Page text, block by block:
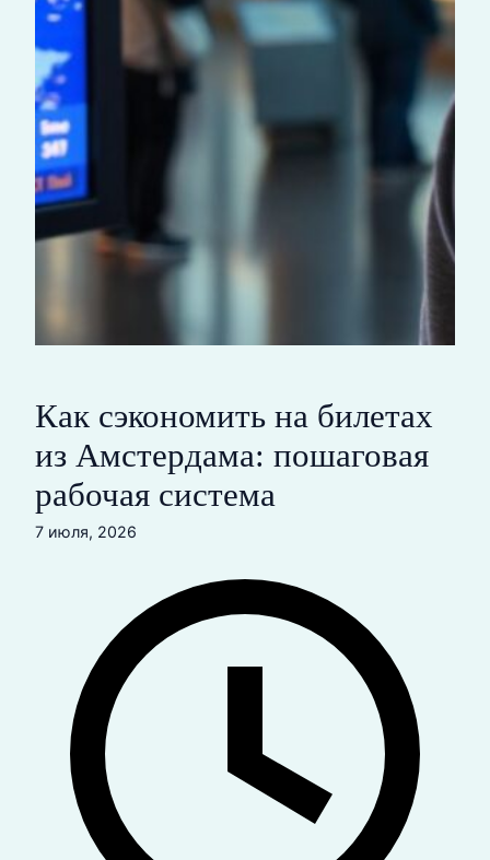
Как сэкономить на билетах
из Амстердама: пошаговая
рабочая система
7 июля, 2026